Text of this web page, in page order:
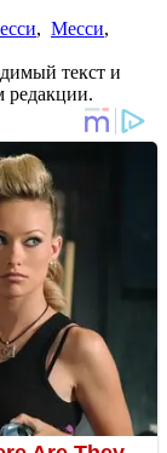
, Месси,
текст и
редакции.